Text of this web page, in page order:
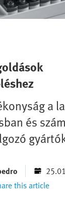
a
és
this article